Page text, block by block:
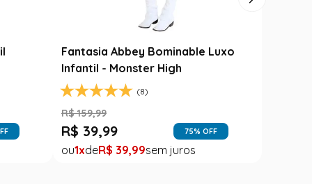
Fantasia Abbey Bominable Luxo
Infantil - Monster High
(8)
R$ 159,99
R$ 39,99 75% OFF
1 R$ 39,99